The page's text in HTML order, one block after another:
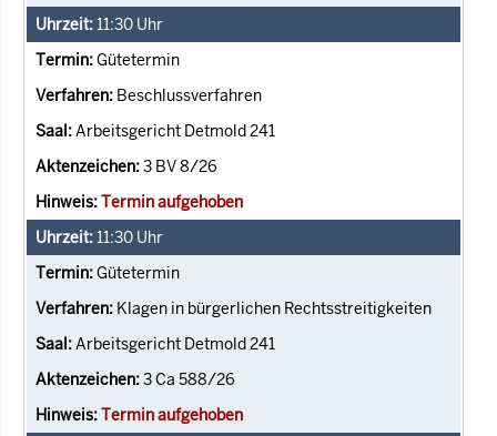
11:30 Uhr
Gütetermin
Beschlussverfahren
Arbeitsgericht Detmold 241
3 BV 8/26
Termin aufgehoben
11:30 Uhr
Gütetermin
Klagen in bürgerlichen Rechtsstreitigkeiten
Arbeitsgericht Detmold 241
3 Ca 588/26
Termin aufgehoben